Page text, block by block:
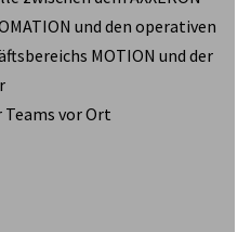
und den operativen
MOTION und der
vor Ort